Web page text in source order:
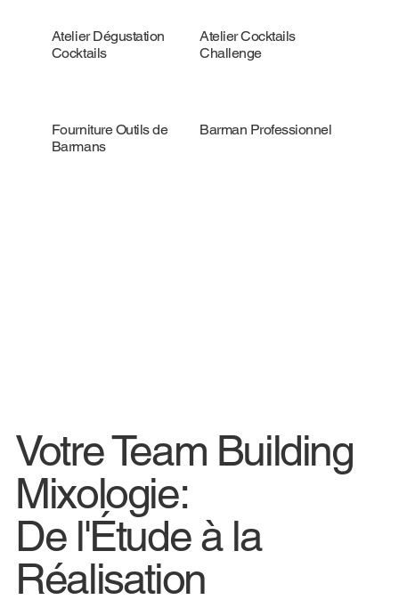
Atelier Dégustation
Cocktails
Atelier Cocktails
Challenge
Fourniture Outils de
Barmans
Barman Professionnel
Votre Team Building
Mixologie:
De l'Étude à la
Réalisation